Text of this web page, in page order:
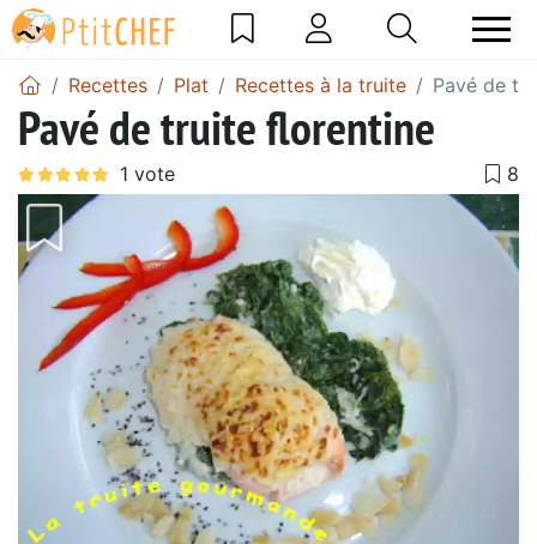
Recettes Plat Recettes à la truite Pavé de
Pavé de truite florentine